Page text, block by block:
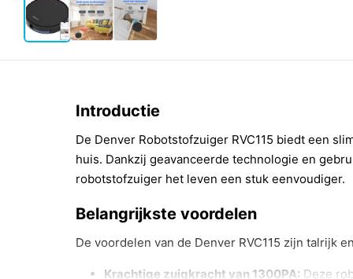
Introductie
De Denver Robotstofzuiger RVC115 biedt een
huis. Dankzij geavanceerde technologie en
robotstofzuiger het leven een stuk eenvoudiger.
Belangrijkste voordelen
De voordelen van de Denver RVC115 zijn talrijk
Krachtige zuigkracht van 1300PA: Deze